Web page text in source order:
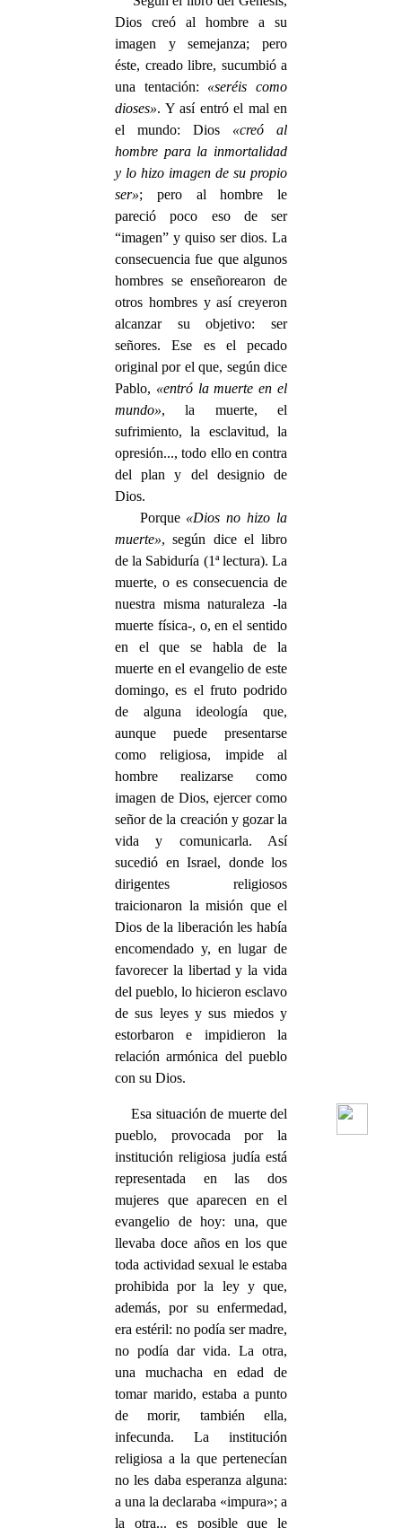
Dios creó al hombre a su
imagen y semejanza; pero
éste, creado libre, sucumbió a
una tentación: «seréis como
dioses». Y así entró el mal en
el mundo: Dios «creó al
hombre para la inmortalidad
y lo hizo imagen de su propio
ser»; pero al hombre le
pareció poco eso de ser
“imagen” y quiso ser dios. La
consecuencia fue que algunos
hombres se enseñorearon de
otros hombres y así creyeron
alcanzar su objetivo: ser
señores. Ese es el pecado
original por el que, según dice
Pablo, «entró la muerte en el
mundo», la muerte, el
sufrimiento, la esclavitud, la
opresión..., todo ello en contra
del plan y del designio de
Dios.
Porque «Dios no hizo la
muerte», según dice el libro
de la Sabiduría (1ª lectura). La
muerte, o es consecuencia de
nuestra misma naturaleza -la
muerte física-, o, en el sentido
en el que se habla de la
muerte en el evangelio de este
domingo, es el fruto podrido
de alguna ideología que,
aunque puede presentarse
como religiosa, impide al
hombre realizarse como
imagen de Dios, ejercer como
señor de la creación y gozar la
vida y comunicarla. Así
sucedió en Israel, donde los
dirigentes religiosos
traicionaron la misión que el
Dios de la liberación les había
encomendado y, en lugar de
favorecer la libertad y la vida
del pueblo, lo hicieron esclavo
de sus leyes y sus miedos y
estorbaron e impidieron la
relación armónica del pueblo
con su Dios.
Esa situación de muerte del
pueblo, provocada por la
institución religiosa judía está
representada en las dos
mujeres que aparecen en el
evangelio de hoy: una, que
llevaba doce años en los que
toda actividad sexual le estaba
prohibida por la ley y que,
además, por su enfermedad,
era estéril: no podía ser madre,
no podía dar vida. La otra,
una muchacha en edad de
tomar marido, estaba a punto
de morir, también ella,
infecunda. La institución
religiosa a la que pertenecían
no les daba esperanza alguna:
a una la declaraba «impura»; a
la otra... es posible que le